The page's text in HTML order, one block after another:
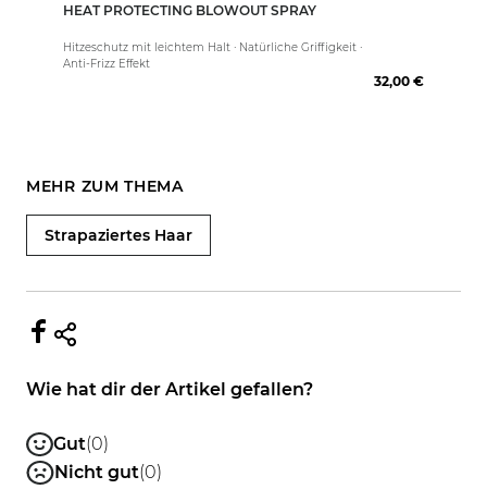
200 ml
HEAT PROTECTING BLOWOUT SPRAY
Hitzeschutz mit leichtem Halt · Natürliche Griffigkeit ·
Anti-Frizz Effekt
32,00 €
MEHR ZUM THEMA
Strapaziertes Haar
Wie hat dir der Artikel gefallen?
Gut(0)
Nicht gut(0)